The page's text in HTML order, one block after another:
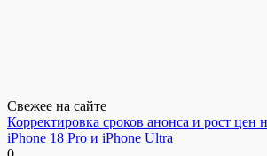
Свежее на сайте
Корректировка сроков анонса и рост цен
iPhone 18 Pro и iPhone Ultra